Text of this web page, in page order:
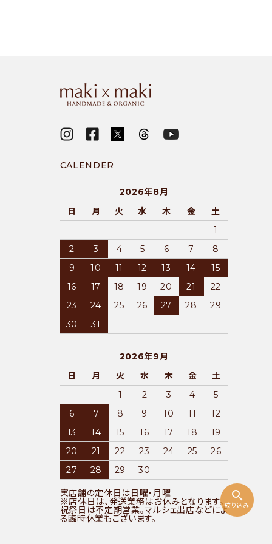
zoom_in
絞り込み
CALENDER
2026年8月
日
月 火 水 木 金
土
1
2
3 4 5 6 7
8
9
10 11 12 13 14
15
16
17 18 19 20 21
22
23
24 25 26 27 28
29
30
31
2026年9月
日
月 火 水 木 金
土
1
2 3 4
5
6
7 8 9 10 11
12
13
14 15 16 17 18
19
20
21 22 23 24 25
26
27
28 29 30
実店舗の定休日は日曜・月曜
※店休日は、発送業務はお休みとなります。
祝祭日は不定期営業。マルシェ出店などによ
る臨時休業もございます。